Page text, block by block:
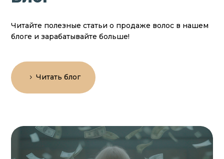
Читайте полезные статьи о продаже волос в нашем
блоге и зарабатывайте больше!
Читать блог